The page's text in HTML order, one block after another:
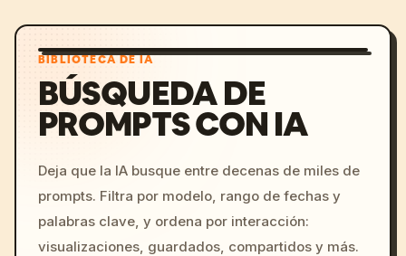
BIBLIOTECA DE IA
BÚSQUEDA DE
PROMPTS CON IA
Deja que la IA busque entre decenas de miles de
prompts. Filtra por modelo, rango de fechas y
palabras clave, y ordena por interacción:
visualizaciones, guardados, compartidos y más.